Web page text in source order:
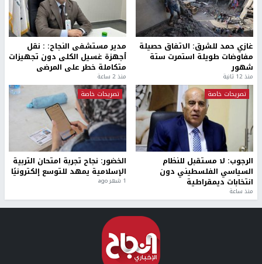
غازي حمد للشرق: الاتفاق حصيلة
مفاوضات طويلة استمرت ستة
شهور
منذ 12 ثانية
مدير مستشفى النجاح: : نقل
أجهزة غسيل الكلى دون تجهيزات
متكاملة خطر على المرضى
منذ 2 ساعة
تصريحات خاصة
الرجوب: لا مستقبل للنظام
السياسي الفلسطيني دون
انتخابات ديمقراطية
منذ ساعة
تصريحات خاصة
الخضور: نجاح تجربة امتحان التربية
الإسلامية يمهد للتوسع إلكترونيًا
1 شهر ago